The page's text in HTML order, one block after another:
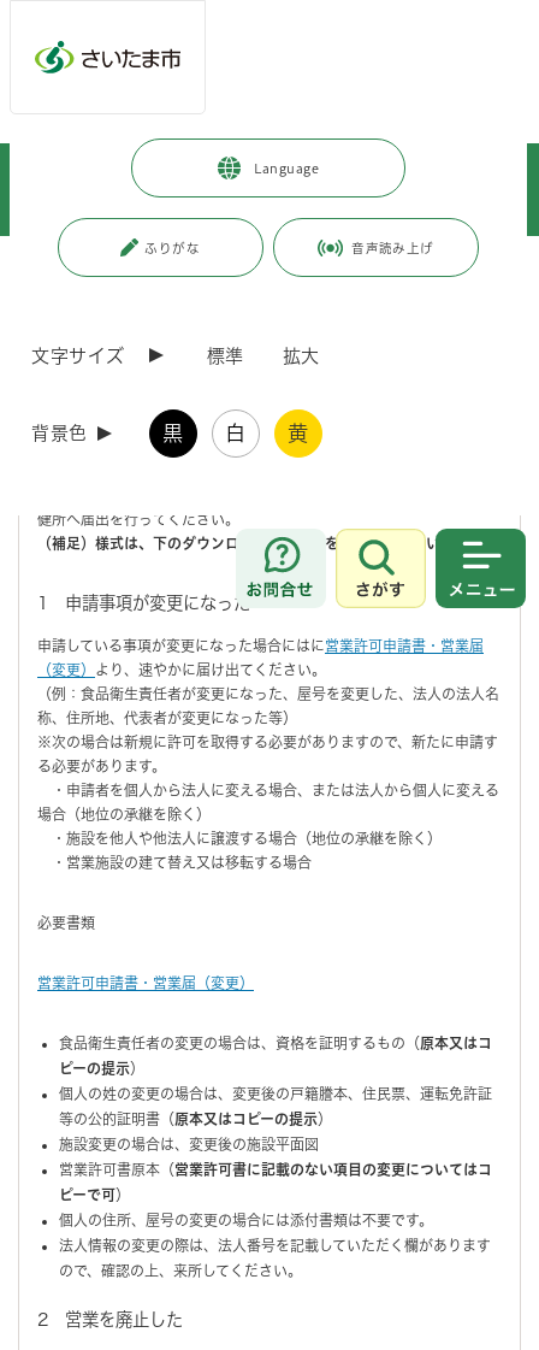
Language
ふりがな 音声読み上げ
文字サイズ 標準 拡大
背景色 黒 白 黄
お問合せ
さがす
健康・医療・福祉 > 食品・衛生 食品衛生
食品関係営業の手続き等
更新日付：2025年12月4日 / ページ番号：C002436
健所へ届出を行ってください。
（補足）様式は、下のダウンロードファイルをご利用ください。
1 申請事項が変更になった
申請している事項が変更になった場合にはに 営業許可申請書・営業届
（変更） より、速やかに届け出てください。
（例：食品衛生責任者が変更になった、屋号を変更した、法人の法人名
称、住所地、代表者が変更になった等）
※次の場合は新規に許可を取得する必要がありますので、新たに申請す
る必要があります。
・申請者を個人から法人に変える場合、または法人から個人に変える
場合（地位の承継を除く）
・施設を他人や他法人に譲渡する場合（地位の承継を除く）
・営業施設の建て替え又は移転する場合
必要書類
営業許可申請書・営業届（変更）
食品衛生責任者の変更の場合は、資格を証明するもの（原本又はコ
ピーの提示）
個人の姓の変更の場合は、変更後の戸籍謄本、住民票、運転免許証
等の公的証明書（原本又はコピーの提示）
施設変更の場合は、変更後の施設平面図
営業許可書原本（営業許可書に記載のない項目の変更についてはコ
ピーで可）
個人の住所、屋号の変更の場合には添付書類は不要です。
法人情報の変更の際は、法人番号を記載していただく欄があります
ので、確認の上、来所してください。
2 営業を廃止した